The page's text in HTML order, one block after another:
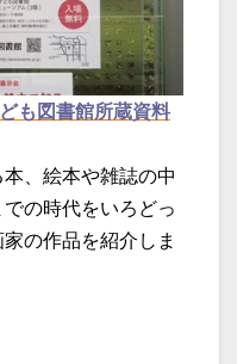
も図書館所蔵資料
、絵本や雑誌の中
の時代をいろどっ
の作品を紹介しま